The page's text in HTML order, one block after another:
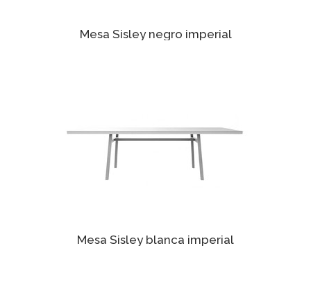
Mesa Sisley negro imperial
Mesa Sisley blanca imperial